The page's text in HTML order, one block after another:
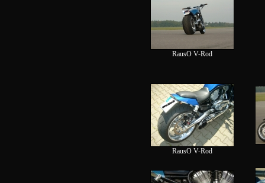
RausO V-Rod
RausO V-Rod